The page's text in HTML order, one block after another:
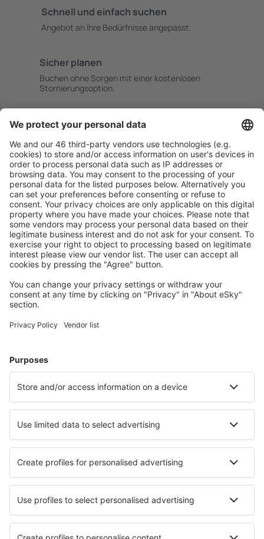
Schnell und einfach suchen
Angebot an Ihre Bedürfnisse angepasst.
Sicher planen
Buchen ohne Sorgen mit einer kostenlosen
Stornierungsoption.
Attraktive Preise und Spezialangebote für eingeloggte
Benutzer.
Unterkünfte, die Sie mögen
Wählen Sie aus über 1,3 Millionen Unterkünften: Hotels,
Hütten, Apartments und andere.
Meist gesuchte Unterkünfte von eSky Nutzern
Unterkünfte in Portugal - Beliebte Städte
Unterkunft in Albufeira Unterkunft in Portimão
Unterkunft in Alijó Unterkunft in Lajes Das Flores
Unterkunft in Arcos de Valdevez,
Die besten Unterkünfte - Städte
Unterkunft in Wodzislaw Slaski
Unterkunft in Hettange-Grande Unterkunft in Kannus